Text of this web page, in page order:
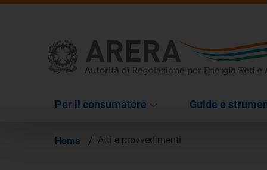
Per il consumatore Guide e
Home / Atti e provvedimenti